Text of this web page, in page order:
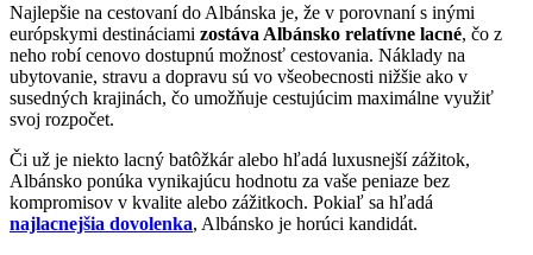
Najlepšie na cestovaní do Albánska je, že v porovnaní s inými
európskymi destináciami zostáva Albánsko relatívne lacné, čo z
neho robí cenovo dostupnú možnosť cestovania. Náklady na
ubytovanie, stravu a dopravu sú vo všeobecnosti nižšie ako v
susedných krajinách, čo umožňuje cestujúcim maximálne využiť
svoj rozpočet.
Či už je niekto lacný batôžkár alebo hľadá luxusnejší zážitok,
Albánsko ponúka vynikajúcu hodnotu za vaše peniaze bez
kompromisov v kvalite alebo zážitkoch. Pokiaľ sa hľadá
najlacnejšia dovolenka, Albánsko je horúci kandidát.